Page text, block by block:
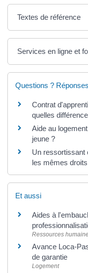
Textes de référence
Services en ligne et
Questions ?
Contrat
quelles
Aide au
jeune ?
Un ressortissant
les mêmes
Et aussi
Aides à
Ressources
Avance Loca-
de garantie
Logement